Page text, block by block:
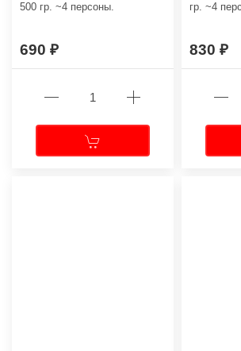
500 гр. ~4 персоны.
690
гр. ~4
830